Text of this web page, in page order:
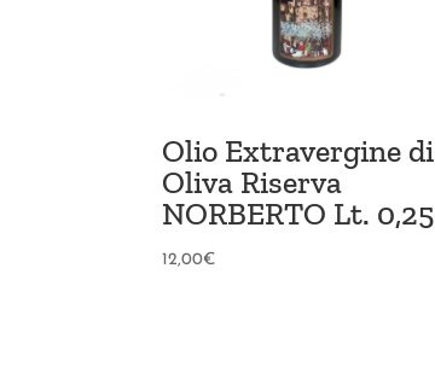
Olio Extravergine di
Oliva Riserva
NORBERTO Lt. 0,25
12,00€